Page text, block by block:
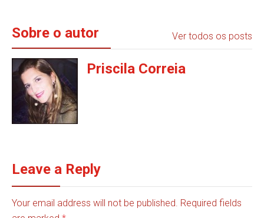
Sobre o autor Ver todos os posts
Priscila Correia
Leave a Reply
Your email address will not be published. Required fields